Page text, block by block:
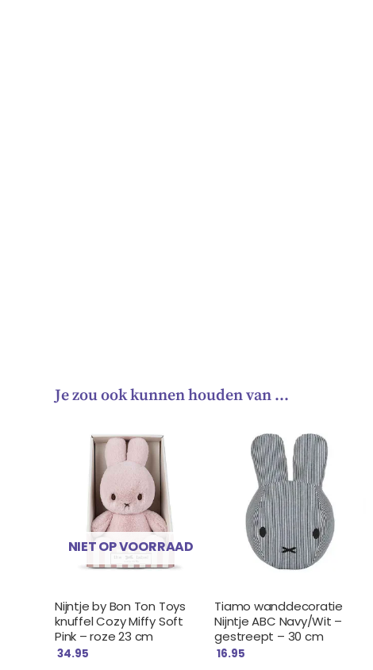
Je zou ook kunnen houden van …
NIET OP VOORRAAD
Nijntje by Bon Ton Toys
knuffel Cozy Miffy Soft
Pink – roze 23 cm
34.95
Tiamo wanddecoratie
Nijntje ABC Navy/Wit –
gestreept – 30 cm
16.95